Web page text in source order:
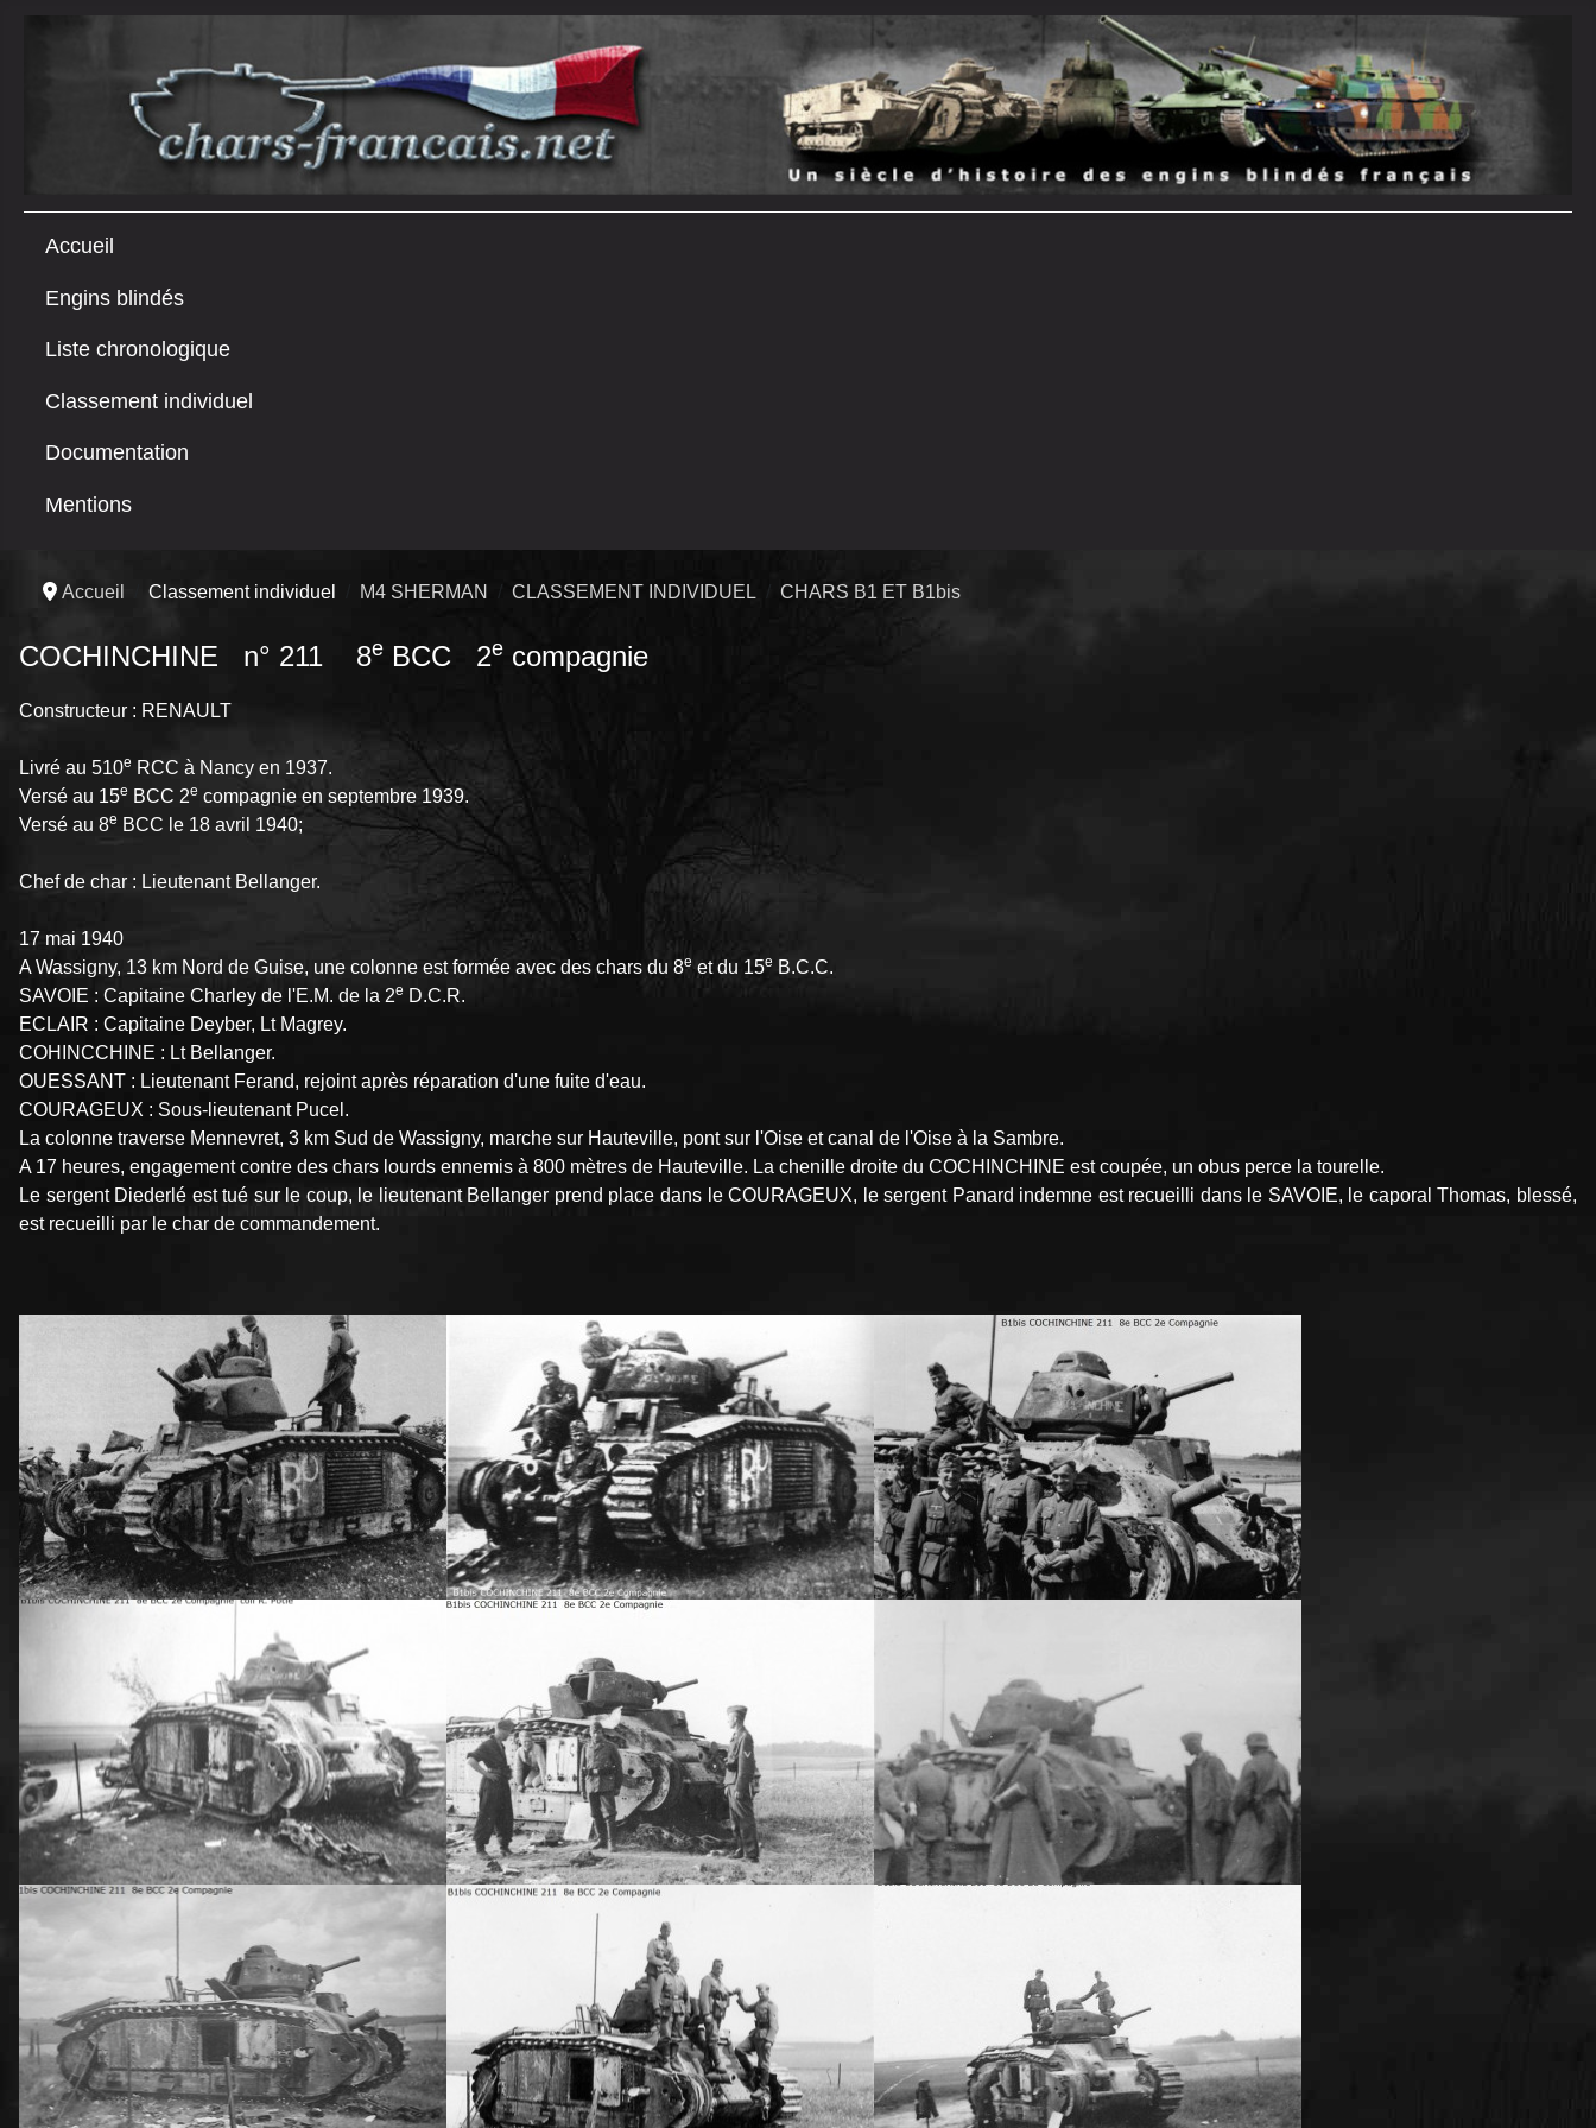
Accueil
Engins blindés
Liste chronologique
Classement individuel
Documentation
Mentions
Accueil Classement individuel M4 SHERMAN CLASSEMENT INDIVIDUEL CHARS B1 ET B1bis
COCHINCHINE n° 211 8e BCC 2e compagnie
Constructeur : RENAULT
Livré au 510e RCC à Nancy en 1937.
Versé au 15e BCC 2e compagnie en septembre 1939.
Versé au 8e BCC le 18 avril 1940;
Chef de char : Lieutenant Bellanger.
17 mai 1940
A Wassigny, 13 km Nord de Guise, une colonne est formée avec des chars du 8eet du 15e B.C.C.
SAVOIE : Capitaine Charley de l'E.M. de la 2e D.C.R.
ECLAIR : Capitaine Deyber, Lt Magrey.
COHINCCHINE : Lt Bellanger.
OUESSANT : Lieutenant Ferand, rejoint après réparation d'une fuite d'eau.
COURAGEUX : Sous-lieutenant Pucel.
La colonne traverse Mennevret, 3 km Sud de Wassigny, marche sur Hauteville, pont sur l'Oise et canal de l'Oise à la Sambre.
A 17 heures, engagement contre des chars lourds ennemis à 800 mètres de Hauteville. La chenille droite du COCHINCHINE est coupée, un obus perce la tourelle.
Le sergent Diederlé est tué sur le coup, le lieutenant Bellanger prend place dans le COURAGEUX, le sergent Panard indemne est recueilli dans le SAVOIE, le caporal Thomas, blessé,
est recueilli par le char de commandement.